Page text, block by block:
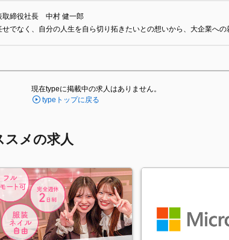
取締役社長 中村 健一郎
せでなく、自分の人生を自ら切り拓きたいとの想いから、大企業へ
現在typeに掲載中の求人はありません。
typeトップに戻る
スメの求人